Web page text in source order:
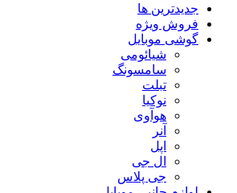
جدیدترین ها
فروش ویژه
گوشی موبایل
شیائومی
سامسونگ
تبلت
نوکیا
هوآوی
آنر
اپل
ال جی
جی پلاس